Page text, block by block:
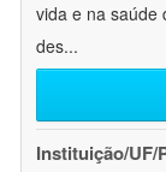
vida e na saúde
des...
Instituição/UF/